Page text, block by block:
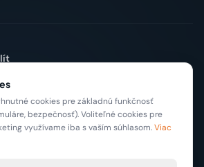
cookies pre základnú funkčnosť
bezpečnosť). Voliteľné cookies pre
využívame iba s vaším súhlasom.Viac